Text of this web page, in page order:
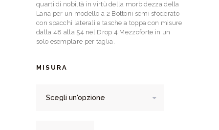
quarti di nobiltà in virtù della morbidezza della
Lana per un modello a 2 Bottoni semi sfoderato
con spacchi laterali e tasche a toppa con misure
dalla 48 alla 54 nel Drop 4 Mezzoforte in un
solo esemplare per taglia.
MISURA